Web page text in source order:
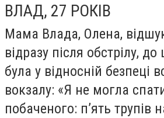
ВЛАД, 27 РОКІВ
Мама Влада, Олена,
відразу після обстрілу,
була у відносній безпеці
вокзалу: «Я не могла
побаченого: п’ять трупів